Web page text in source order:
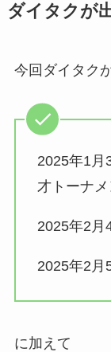
ダイタクが
今回ダイタク
2025年1月
才トーナメ
2025年2月
2025年2月
に加えて